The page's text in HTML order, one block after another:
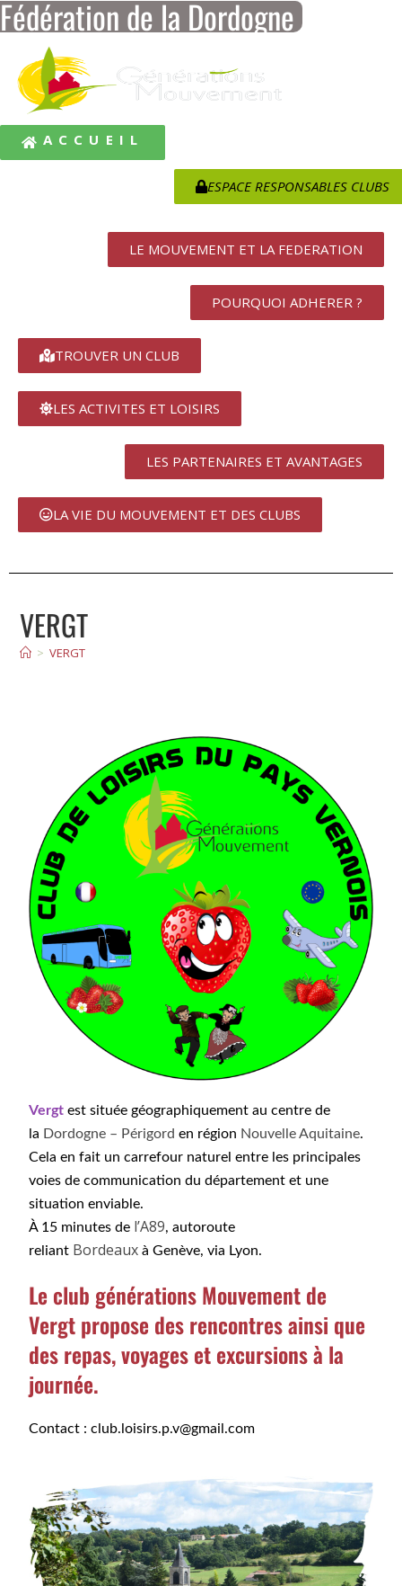
Fédération de la Dordogne
ACCUEIL
ESPACE RESPONSABLES CLUBS
LE MOUVEMENT ET LA FEDERATION
POURQUOI ADHERER ?
TROUVER UN CLUB
LES ACTIVITES ET LOISIRS
LES PARTENAIRES ET AVANTAGES
LA VIE DU MOUVEMENT ET DES CLUBS
VERGT
> VERGT
Vergtest située géographiquement au centre de
la Dordogne – Périgord en région Nouvelle Aquitaine.
Cela en fait un carrefour naturel entre les principales
voies de communication du département et une
situation enviable.
À 15 minutes de l’A89, autoroute
reliant Bordeaux à Genève, via Lyon.
Le club générations Mouvement de
Vergtpropose des rencontres ainsi que
des repas, voyages et excursions à la
journée.
Contact :club.loisirs.p.v@gmail.com